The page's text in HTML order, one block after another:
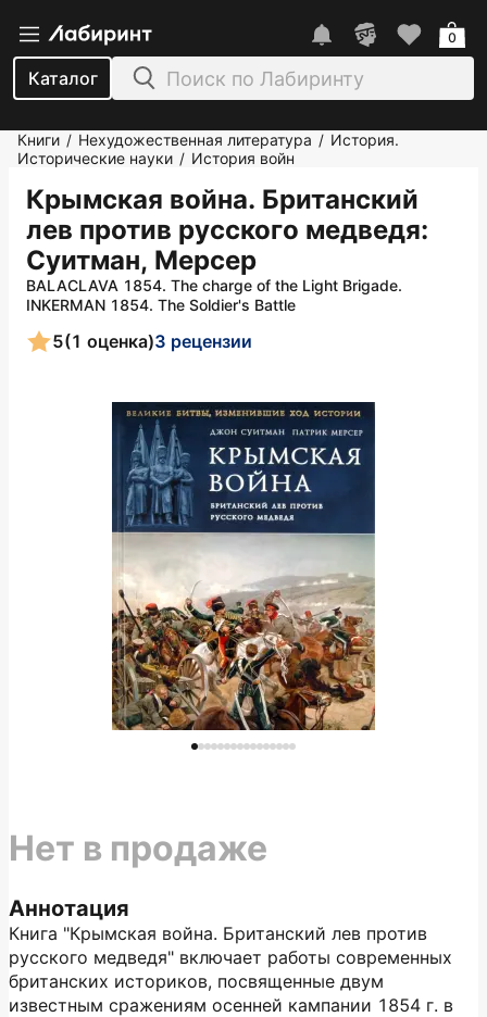
Каталог
0
Книги / Нехудожественная литература / История.
Исторические науки / История войн
Крымская война. Британский
лев против русского медведя:
Суитман, Мерсер
BALACLAVA 1854. The charge of the Light Brigade.
INKERMAN 1854. The Soldier's Battle
5(1 оценка)3 рецензии
Аннотация
Книга "Крымская война. Британский лев против
русского медведя" включает работы современных
британских историков, посвященные двум
известным сражениям осенней кампании 1854 г. в
Нет в продаже